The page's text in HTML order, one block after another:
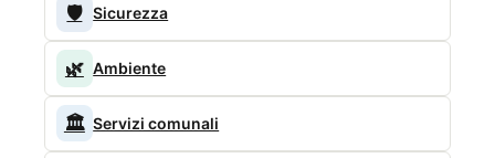
🛡️ Sicurezza
🌿 Ambiente
🏛️ Servizi comunali